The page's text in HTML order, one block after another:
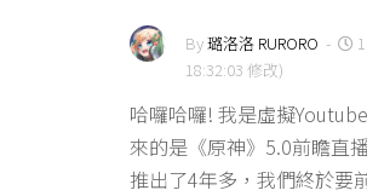
By璐洛洛 RURORO -
18:32:03 修改)
哈囉哈囉! 我是虛擬
來的是《原神》5.0前瞻直
推出了4年多，我們終於要